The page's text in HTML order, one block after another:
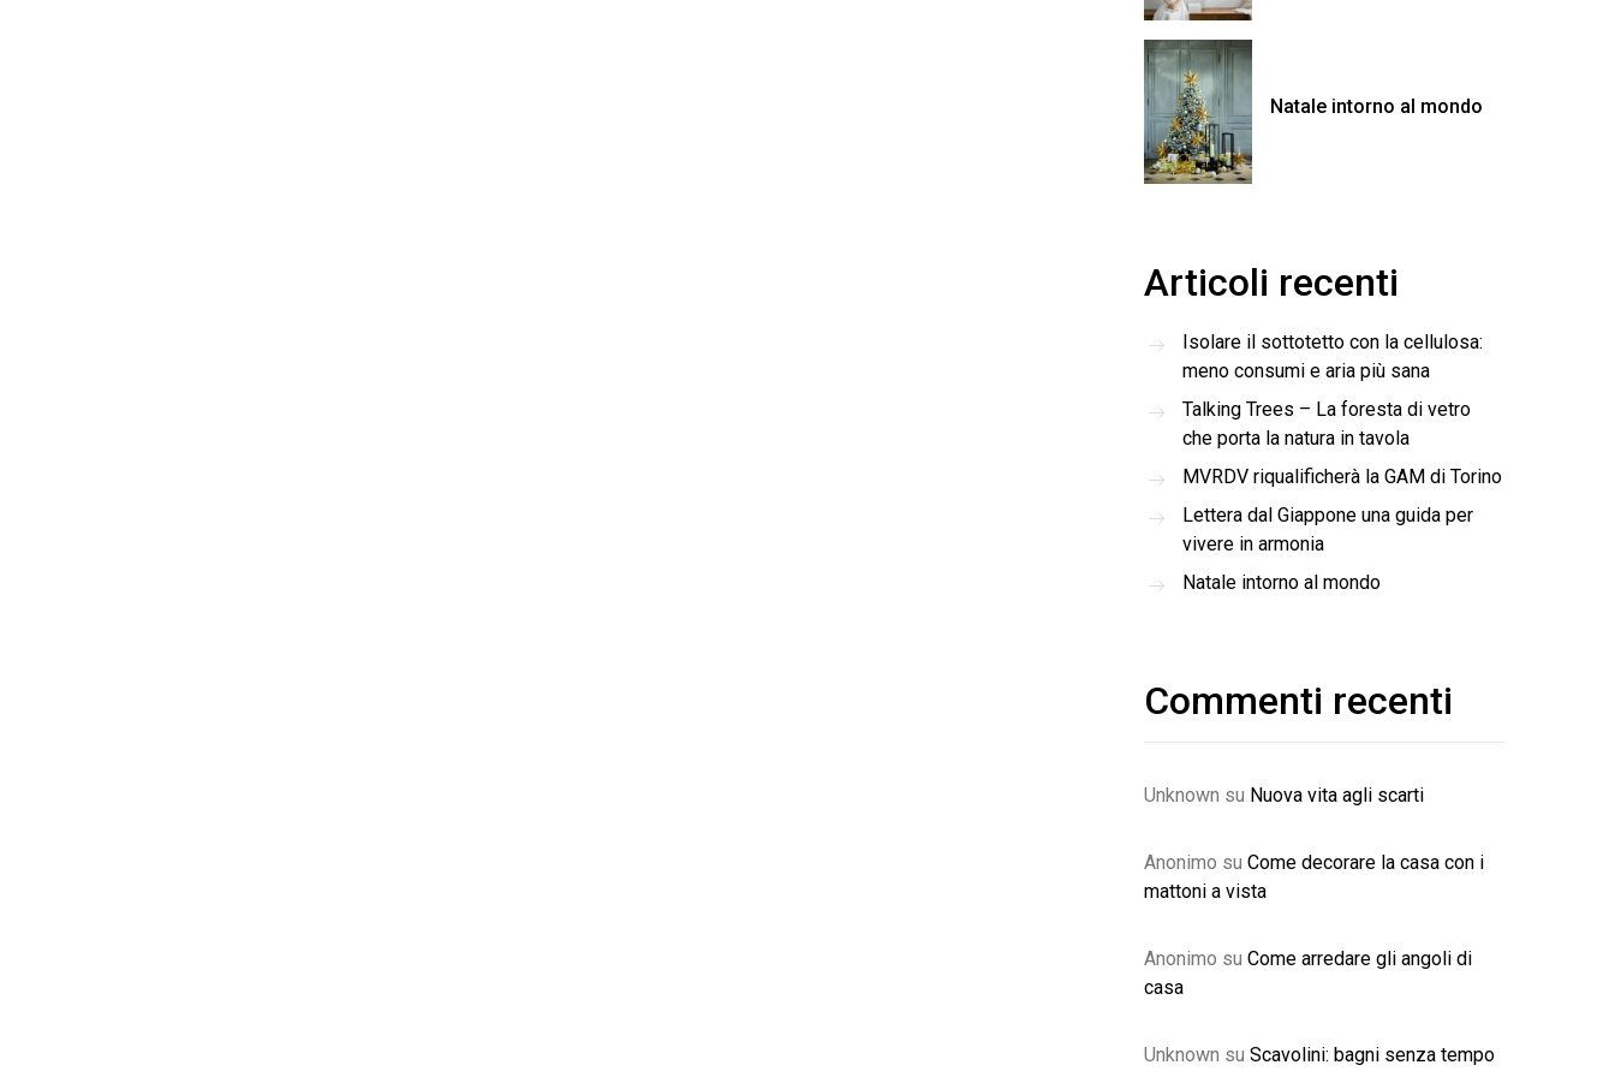
Natale intorno al mondo
Articoli recenti
Isolare il sottotetto con la cellulosa:
meno consumi e aria più sana
Talking Trees – La foresta di vetro
che porta la natura in tavola
MVRDV riqualificherà la GAM di Torino
Lettera dal Giappone una guida per
vivere in armonia
Natale intorno al mondo
Commenti recenti
Unknown su Nuova vita agli scarti
Anonimo su Come decorare la casa con i
mattoni a vista
Anonimo su Come arredare gli angoli di
casa
Unknown su Scavolini: bagni senza tempo